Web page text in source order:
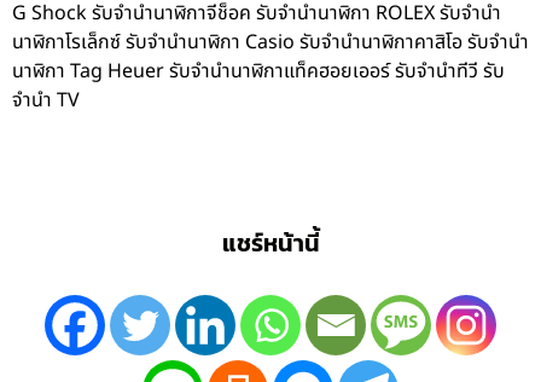
G Shock รับจำนำนาฬิกาจีช็อค รับจำนำนาฬิกา ROLEX รับจำนำ
นาฬิกาโรเล็กซ์ รับจำนำนาฬิกา Casio รับจำนำนาฬิกาคาสิโอ รับจำนำ
นาฬิกา Tag Heuer รับจำนำนาฬิกาแท็คฮอยเออร์ รับจำนำทีวี รับ
จำนำ TV
แชร์หน้านี้